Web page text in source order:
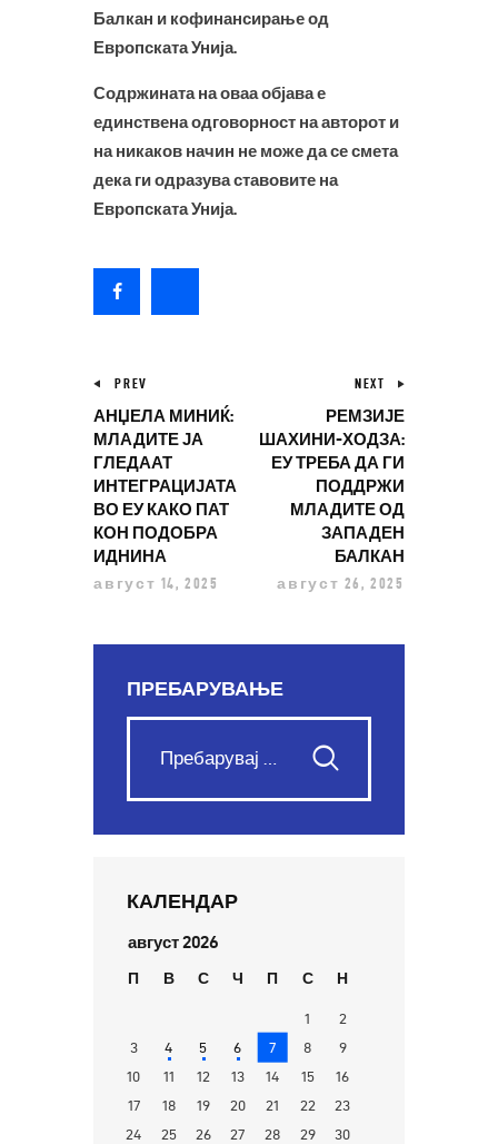
Балкан и кофинансирање од
Европската Унија.
Содржината на оваа објава е
единствена одговорност на авторот и
на никаков начин не може да се смета
дека ги одразува ставовите на
Европската Унија.
PREV
АНЏЕЛА МИНИЌ:
МЛАДИТЕ ЈА
ГЛЕДААТ
ИНТЕГРАЦИЈАТА
ВО ЕУ КАКО ПАТ
КОН ПОДОБРА
ИДНИНА
август 14, 2025
NEXT
РЕМЗИЈЕ
ШАХИНИ-ХОДЗА:
ЕУ ТРЕБА ДА ГИ
ПОДДРЖИ
МЛАДИТЕ ОД
ЗАПАДЕН
БАЛКАН
август 26, 2025
ПРЕБАРУВАЊЕ
КАЛЕНДАР
август 2026
П В С Ч П С Н
1
2
3
4 5 6 7 8
9
10
11 12 13 14 15
16
17
18 19 20 21 22
23
24
25 26 27 28 29
30